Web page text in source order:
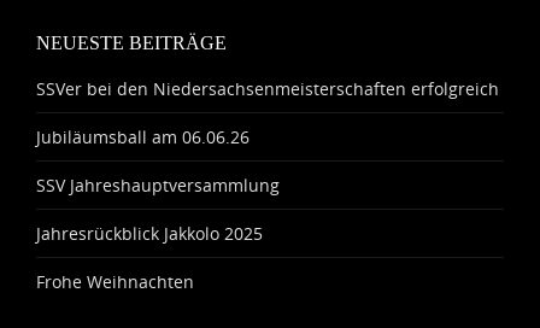
NEUESTE BEITRÄGE
SSVer bei den Niedersachsenmeisterschaften erfolgreich
Jubiläumsball am 06.06.26
SSV Jahreshauptversammlung
Jahresrückblick Jakkolo 2025
Frohe Weihnachten